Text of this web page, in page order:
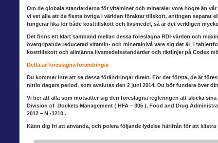
Om de globala standarderna för vitaminer och mineraler vore högre än
vi vet alla att de flesta övriga i världen föraktar tillskott, antingen separat
fungerar lika för både kosttillskott och livsmedel, så är det verkligen
Det finns ett klart samband mellan dessa föreslagna RDI-värden och
övergripande reducerad vitamin- och mineralnivå vare sig det är i
kosttillskott och allmänna livsmedelsstandarder och riktlinjer på Codex
Detta är föreslagna förändringar
Du kommer inte att se dessa förändringar direkt. För det första, de är
nittio dagars period, som avslutas den 2 juni 2014. Du bör fundera över
Vi ber att alla som motsätter sig den föreslagna regleringen att skicka
Division of Dockets Management ( HFA – 305 ), Food and Drug
2012 – N -1210 .
Känn dig fri att använda, och polera följande lydelse härifrån för att